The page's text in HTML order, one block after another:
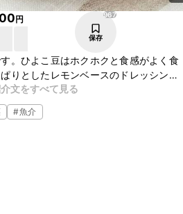
円 967
保存
。ひよこ豆はホクホクと食感がよく食
りとしたレモンベースのドレッシング
、カレーやパスタなどの副菜におすす
いね。
文をすべて見る
#魚介